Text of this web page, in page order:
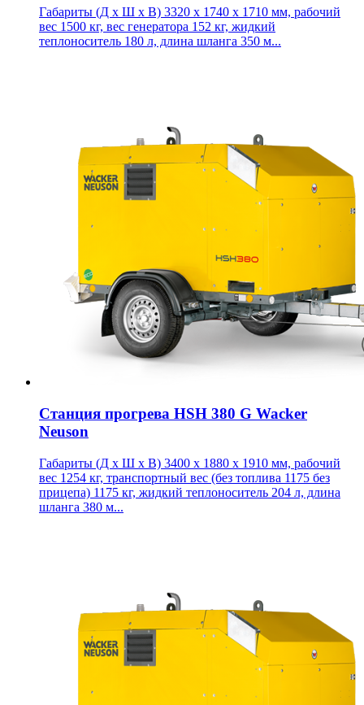
Габариты (Д х Ш х В) 3320 x 1740 x 1710 мм, рабочий
вес 1500 кг, вес генератора 152 кг, жидкий
теплоноситель 180 л, длина шланга 350 м...
Станция прогрева HSH 380 G Wacker
Neuson
Габариты (Д х Ш х В) 3400 x 1880 x 1910 мм, рабочий
вес 1254 кг, транспортный вес (без топлива 1175 без
прицепа) 1175 кг, жидкий теплоноситель 204 л, длина
шланга 380 м...